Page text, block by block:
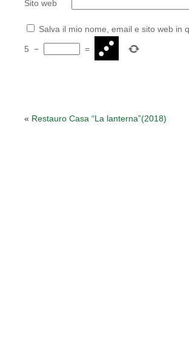
Sito web
Salva il mio nome, email e sito web in
5 − =
« Restauro Casa “La lanterna”(2018)